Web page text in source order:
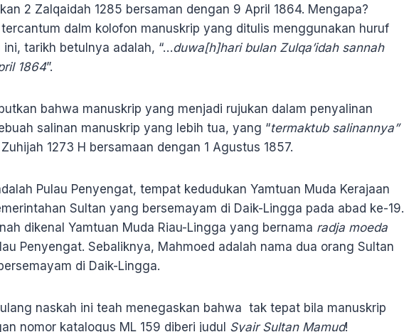
2 Zalqaidah 1285 bersaman dengan 9 April 1864. Mengapa?
dalm kolofon manuskrip yang ditulis menggunakan huruf
tarikh betulnya adalah, “…duwa[h]hari bulan Zulqa’idah sannah
1864”.
bahwa manuskrip yang menjadi rujukan dalam penyalinan
salinan manuskrip yang lebih tua, yang “termaktub salinannya”
1273 H bersamaan dengan 1 Agustus 1857.
Pulau Penyengat, tempat kedudukan Yamtuan Muda Kerajaan
Sultan yang bersemayam di Daik-Lingga pada abad ke-19.
dikenal Yamtuan Muda Riau-Lingga yang bernama radja moeda
Penyengat. Sebaliknya, Mahmoed adalah nama dua orang Sultan
di Daik-Lingga.
naskah ini teah menegaskan bahwa tak tepat bila manuskrip
nomor katalogus ML 159 diberi judul Syair Sultan Mamud!